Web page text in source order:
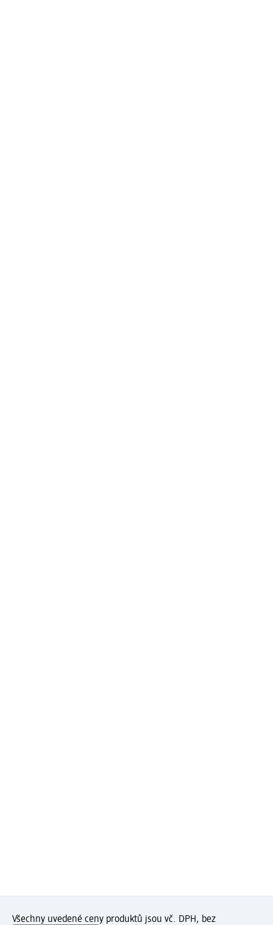
Všechny uvedené ceny produktů jsou vč. DPH, bez